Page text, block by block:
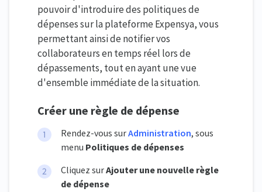
pouvoir d'introduire des politiques de
dépenses sur la plateforme Expensya, vous
permettant ainsi de notifier vos
collaborateurs en temps réel lors de
dépassements, tout en ayant une vue
d'ensemble immédiate de la situation.
Créer une règle de dépense
Rendez-vous surAdministration, sous
menu Politiques de dépenses
Cliquez surAjouter une nouvelle règle
de dépense